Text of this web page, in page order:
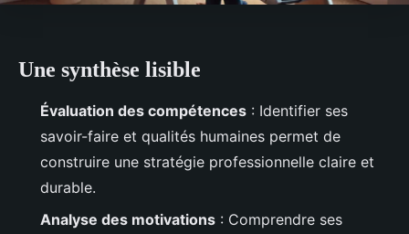
Une synthèse lisible
Évaluation des compétences : Identifier ses
savoir-faire et qualités humaines permet de
construire une stratégie professionnelle claire et
durable.
Analyse des motivations : Comprendre ses